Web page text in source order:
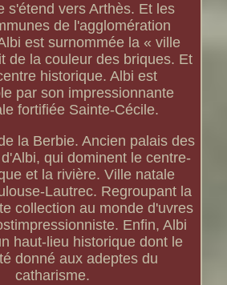
s'étend vers Arthès. Et les
de l'agglomération
est surnommée la « ville
de la couleur des briques. Et
historique. Albi est
par son impressionnante
fortifiée Sainte-Cécile.
la Berbie. Ancien palais des
qui dominent le centre-
et la rivière. Ville natale
Lautrec. Regroupant la
collection au monde d'uvres
Enfin, Albi
haut-lieu historique dont le
donné aux adeptes du
catharisme.